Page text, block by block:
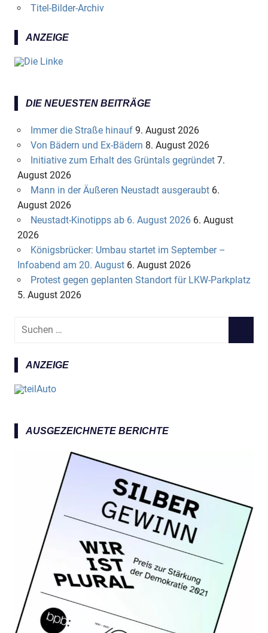
Titel-Bilder-Archiv
ANZEIGE
DIE NEUESTEN BEITRÄGE
Immer die Straße hinauf 9. August 2026
Von Bädern und Ex-Bädern 8. August 2026
Initiative zum Erhalt des Grüntals gegründet 7.
August 2026
Mann in der Äußeren Neustadt ausgeraubt 6.
August 2026
Neustadt-Kinotipps ab 6. August 2026 6. August
2026
Königsbrücker: Umbau startet im September –
Infoabend am 20. August 6. August 2026
Protest gegen geplanten Standort für LKW-Parkplatz
5. August 2026
e
ANZEIGE
AUSGEZEICHNETE BERICHTE